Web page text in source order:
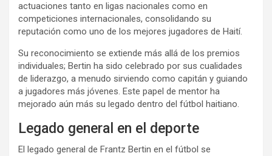
actuaciones tanto en ligas nacionales como en
competiciones internacionales, consolidando su
reputación como uno de los mejores jugadores de Haití.
Su reconocimiento se extiende más allá de los premios
individuales; Bertin ha sido celebrado por sus cualidades
de liderazgo, a menudo sirviendo como capitán y guiando
a jugadores más jóvenes. Este papel de mentor ha
mejorado aún más su legado dentro del fútbol haitiano.
Legado general en el deporte
El legado general de Frantz Bertin en el fútbol se